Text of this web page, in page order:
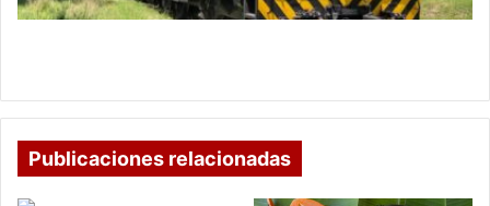
con
Publicaciones relacionadas